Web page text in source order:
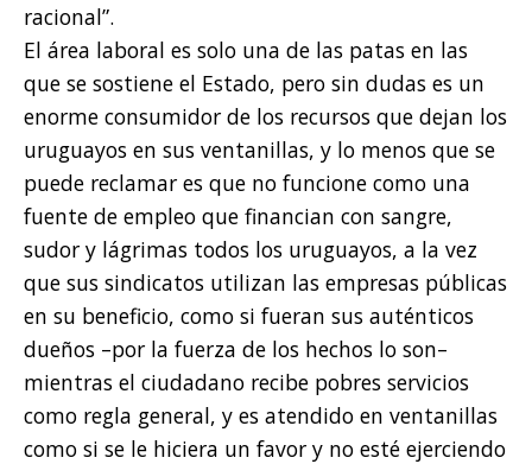
racional”.
El área laboral es solo una de las patas en las
que se sostiene el Estado, pero sin dudas es un
enorme consumidor de los recursos que dejan los
uruguayos en sus ventanillas, y lo menos que se
puede reclamar es que no funcione como una
fuente de empleo que financian con sangre,
sudor y lágrimas todos los uruguayos, a la vez
que sus sindicatos utilizan las empresas públicas
en su beneficio, como si fueran sus auténticos
dueños –por la fuerza de los hechos lo son–
mientras el ciudadano recibe pobres servicios
como regla general, y es atendido en ventanillas
como si se le hiciera un favor y no esté ejerciendo